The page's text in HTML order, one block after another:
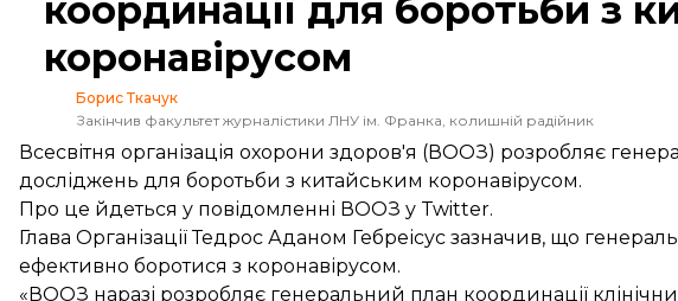
координації для боротьби з
коронавірусом
Борис Ткачук
Закінчив факультет журналістики ЛНУ ім. Франка, колишній радійник
Всесвітня організація охорони здоров'я (ВООЗ) розробляє
досліджень для боротьби з китайським коронавірусом.
Про це йдеться у повідомленні ВООЗ у Twitter.
Глава Організації Тедрос Аданом Гебреісус зазначив, що
ефективно боротися з коронавірусом.
«ВООЗ наразі розробляє генеральний план координації